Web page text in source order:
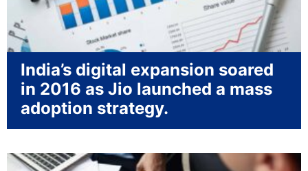
India’s digital expansion soared
in 2016 as Jio launched a mass
adoption strategy.